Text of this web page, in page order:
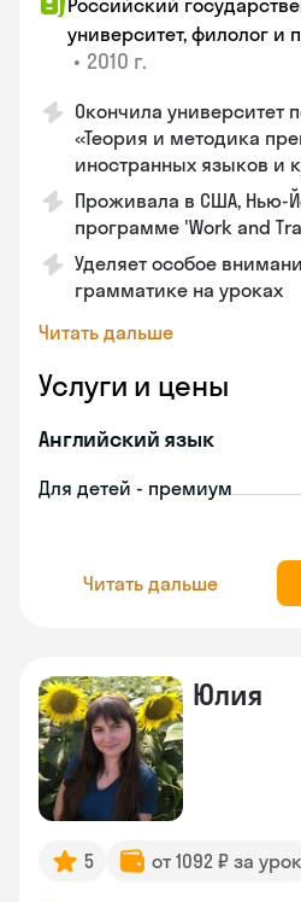
Российский
университет, филолог и
• 2010 г.
Окончила университет
«Теория и методика
иностранных языков и
Проживала в США, Нью-
программе 'Work and
Уделяет особое
грамматике на уроках
Читать дальше
Услуги и цены
Английский язык
Для детей - премиум
Читать дальше
Юлия
5 от 1092 ₽ за урок